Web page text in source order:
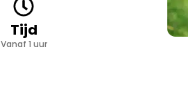
Tijd
Vanaf 1 uur